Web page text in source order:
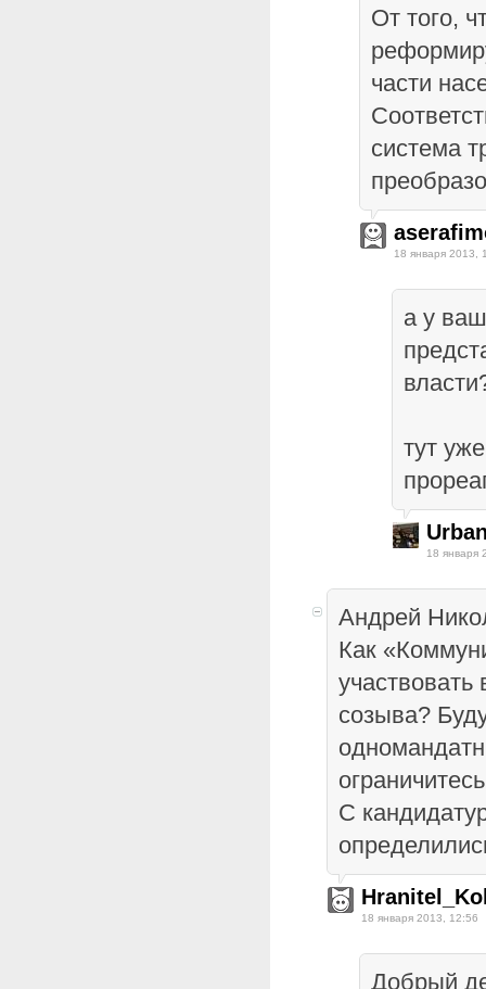
От того,
части
система
18 января 2013,
а у
тут
18 января
Андрей
Как
созыва?
С
18 января 2013, 12:56
Добрый